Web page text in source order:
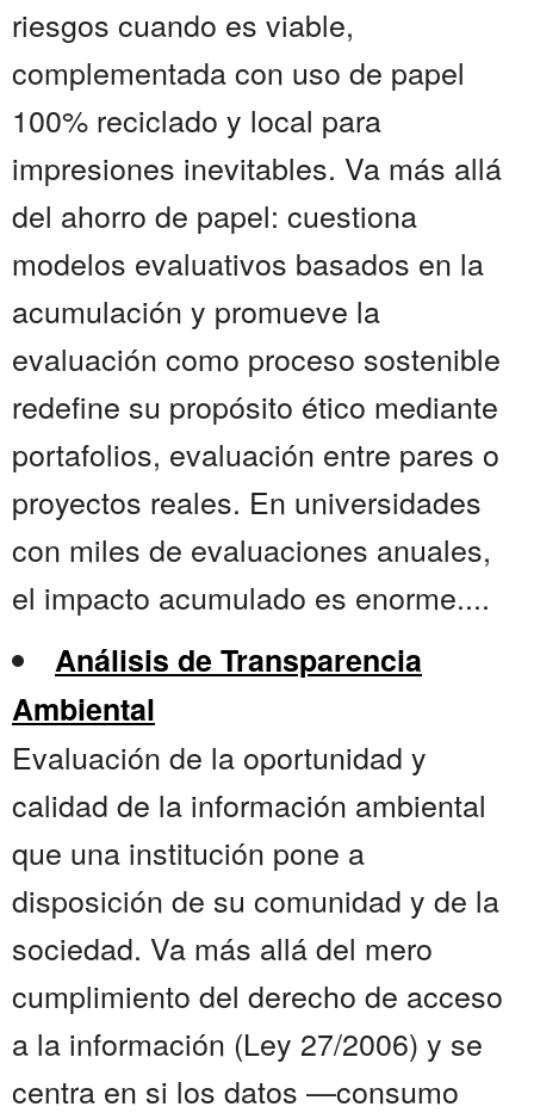
riesgos cuando es viable,
complementada con uso de papel
100% reciclado y local para
impresiones inevitables. Va más allá
del ahorro de papel: cuestiona
modelos evaluativos basados en la
acumulación y promueve la
evaluación como proceso sostenible
redefine su propósito ético mediante
portafolios, evaluación entre pares o
proyectos reales. En universidades
con miles de evaluaciones anuales,
el impacto acumulado es enorme....
Análisis de Transparencia
Ambiental
Evaluación de la oportunidad y
calidad de la información ambiental
que una institución pone a
disposición de su comunidad y de la
sociedad. Va más allá del mero
cumplimiento del derecho de acceso
a la información (Ley 27/2006) y se
centra en si los datos —consumo